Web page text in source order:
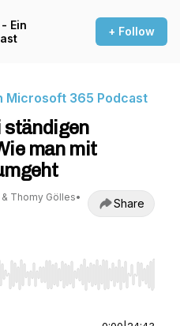
Ein
+ Follow
Microsoft 365 Podcast
man mit
Thomy Gölles•
Share
to seek, Home/End to jump